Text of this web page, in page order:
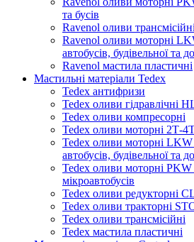
та бусів
Ravenol оливи трансмісійні
Ravenol оливи моторні
автобусів, будівельної та
Ravenol мастила пластичні
Мастильні матеріали Tedex
Tedex антифризи
Tedex оливи гідравлічні
Tedex оливи компресорні
Tedex оливи моторні 2Т-
Tedex оливи моторні LKW
автобусів, будівельної та
Tedex оливи моторні PKW
мікроавтобусів
Tedex оливи редукторні
Tedex оливи тракторні
Tedex оливи трансмісійні
Tedex мастила пластичні